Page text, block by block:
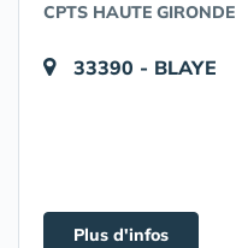
CPTS HAUTE GIRONDE
33390 - BLAYE
Plus d'infos